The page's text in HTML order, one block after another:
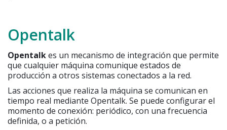
Opentalk
Opentalkes un mecanismo de integración que permite
que cualquier máquina comunique estados de
producción a otros sistemas conectados a la red.
Las acciones que realiza la máquina se comunican en
tiempo real mediante Opentalk. Se puede configurar el
momento de conexión: periódico, con una frecuencia
definida, o a petición.